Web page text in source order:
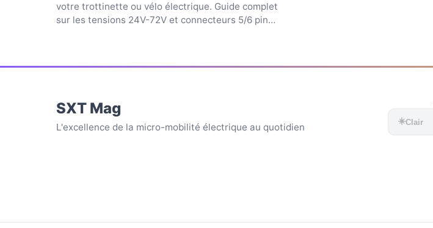
votre trottinette ou vélo électrique. Guide complet
sur les tensions 24V-72V et connecteurs 5/6 pins
SXT Mag
L'excellence de la micro-mobilité électrique au quotidien
☀️Clair